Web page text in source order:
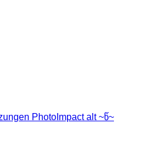
PhotoImpact alt ~წ~